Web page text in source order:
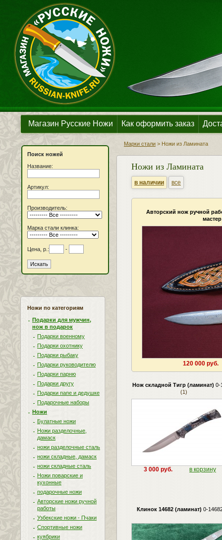
Магазин Русские Ножи Как оформить заказ
Поиск ножей
Название:
Артикул:
Производитель:
Марка стали клинка:
Цена, р.: -
Ножи по категориям
Подарки для мужчин,
нож в подарок
Подарки военному
Подарки охотнику
Подарки рыбаку
Подарки руководителю
Подарки парню
Подарки другу
Подарки папе и дедушке
Подарочные наборы
Ножи
Булатные ножи
Ножи разделочные,
дамаск
ножи разделочные сталь
ножи складные, дамаск
ножи складные сталь
Ножи поварские и
кухонные
подарочные ножи
Авторские ножи ручной
работы
Узбекские ножи - Пчаки
Спортивные ножи
куябрики
Марки стали > Ножи из Ламината
Ножи из Ламината
в наличии все
Авторский нож ручной
120 000 руб.
Нож складной Тигр (ламинат) 0-
(1)
3 000 руб. в корзину
Клинок 14682 (ламинат) 0-